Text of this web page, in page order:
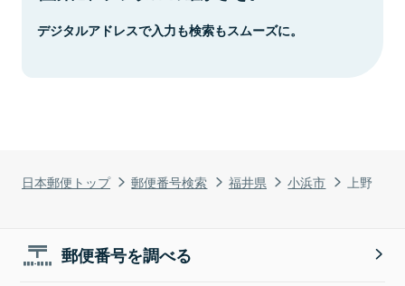
日本郵便トップ 郵便番号検索 福井県 小浜市 上野
デジタルアドレスで入力も検索もスムーズに。
郵便番号を調べる